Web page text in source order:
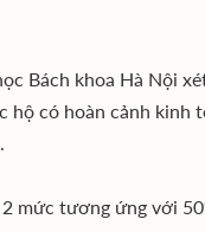
Bách khoa Hà Nội
hộ có hoàn cảnh
mức tương ứng với